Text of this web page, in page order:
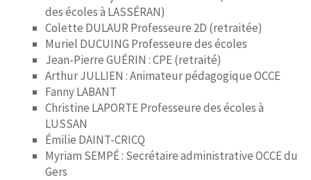
des écoles à LASSÉRAN)
Colette DULAUR Professeure 2D (retraitée)
Muriel DUCUING Professeure des écoles
Jean-Pierre GUÉRIN : CPE (retraité)
Arthur JULLIEN : Animateur pédagogique OCCE
Fanny LABANT
Christine LAPORTE Professeure des écoles à
LUSSAN
Émilie DAINT-CRICQ
Myriam SEMPÉ : Secrétaire administrative OCCE du
Gers